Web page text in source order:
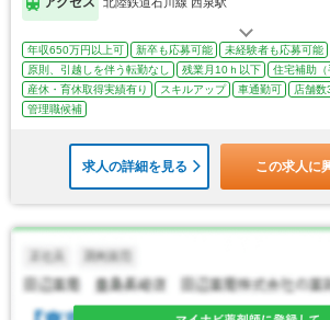
年収650万円以上可 新卒も応募可能
未経験者も応募可能
原則、引越しを伴う転勤なし
残業月10ｈ以下
住宅補助（
産休・育休取得実績有り
スキルアップ 車通勤可 店舗数
管理職候補
求人の詳細を見る この求人に